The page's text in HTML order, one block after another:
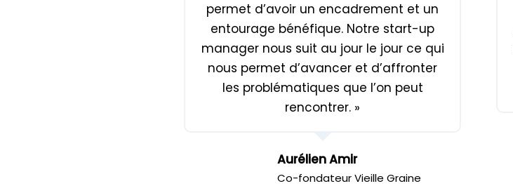
permet d’avoir un encadrement et un
entourage bénéfique. Notre start-up
manager nous suit au jour le jour ce qui
nous permet d’avancer et d’affronter
les problématiques que l’on peut
rencontrer. »
Aurélien Amir
Co-fondateur Vieille Graine